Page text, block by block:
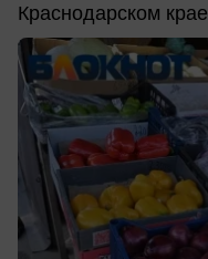
Краснодарском крае